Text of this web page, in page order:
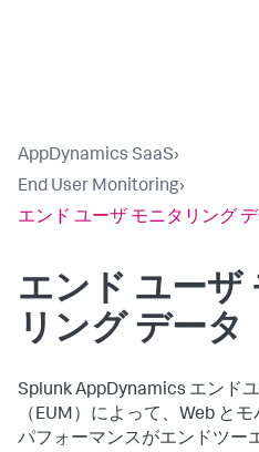
AppDynamics SaaS›
End User Monitoring›
エンド ユーザ モニタリング
エンド ユーザ
リング データ
Splunk AppDynamics エンド
（EUM）によって、Web と
パフォーマンスがエンドツー